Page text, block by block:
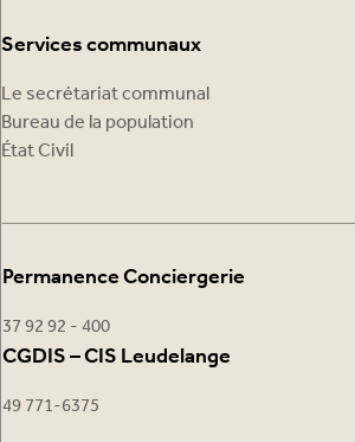
Services communaux
Le secrétariat communal
Bureau de la population
État Civil
Permanence Conciergerie
37 92 92 - 400
CGDIS – CIS Leudelange
49 771-6375